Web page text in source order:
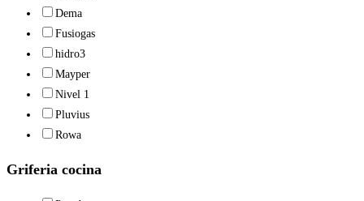
Dema
Fusiogas
hidro3
Mayper
Nivel 1
Pluvius
Rowa
Griferia cocina